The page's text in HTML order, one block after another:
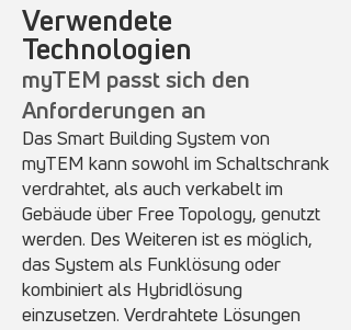
Verwendete
Technologien
myTEM passt sich den
Anforderungen an
Das Smart Building System von
myTEM kann sowohl im Schaltschrank
verdrahtet, als auch verkabelt im
Gebäude über Free Topology, genutzt
werden. Des Weiteren ist es möglich,
das System als Funklösung oder
kombiniert als Hybridlösung
einzusetzen. Verdrahtete Lösungen